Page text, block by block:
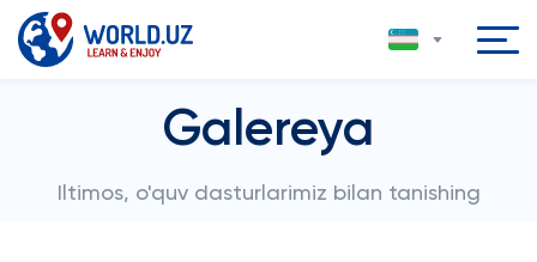
Galereya
Iltimos, o'quv dasturlarimiz bilan tanishing